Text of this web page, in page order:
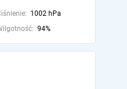
1002 hPa
94%